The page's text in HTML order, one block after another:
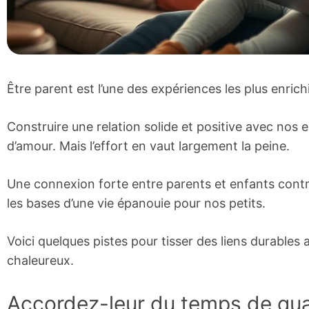
Être parent est l’une des expériences les plus
Construire une relation solide et positive avec nos
d’amour. Mais l’effort en vaut largement la peine.
Une connexion forte entre parents et enfants
les bases d’une vie épanouie pour nos petits.
Voici quelques pistes pour tisser des liens
chaleureux.
Accordez-leur du temps de